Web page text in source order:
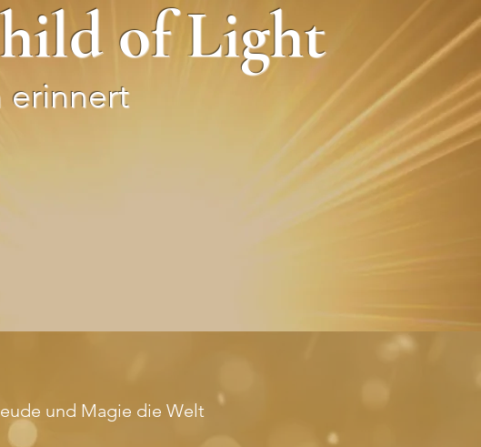
of Light
erinnert
und Magie die Welt